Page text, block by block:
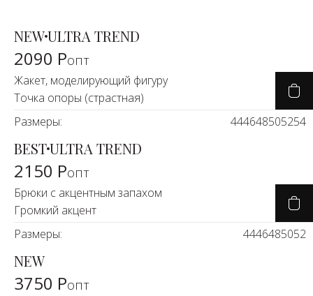
NEWULTRA TREND
2090 Ропт
Жакет, моделирующий фигуру
Точка опоры (страстная)
Размеры:
444648505254
BESTULTRA TREND
2150 Ропт
Брюки с акцентным запахом
Громкий акцент
Размеры:
4446485052
NEW
3750 Ропт